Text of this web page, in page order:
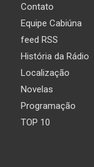
Contato
Equipe Cabiúna
feed RSS
História da Rádio
Localização
Novelas
Programação
TOP 10